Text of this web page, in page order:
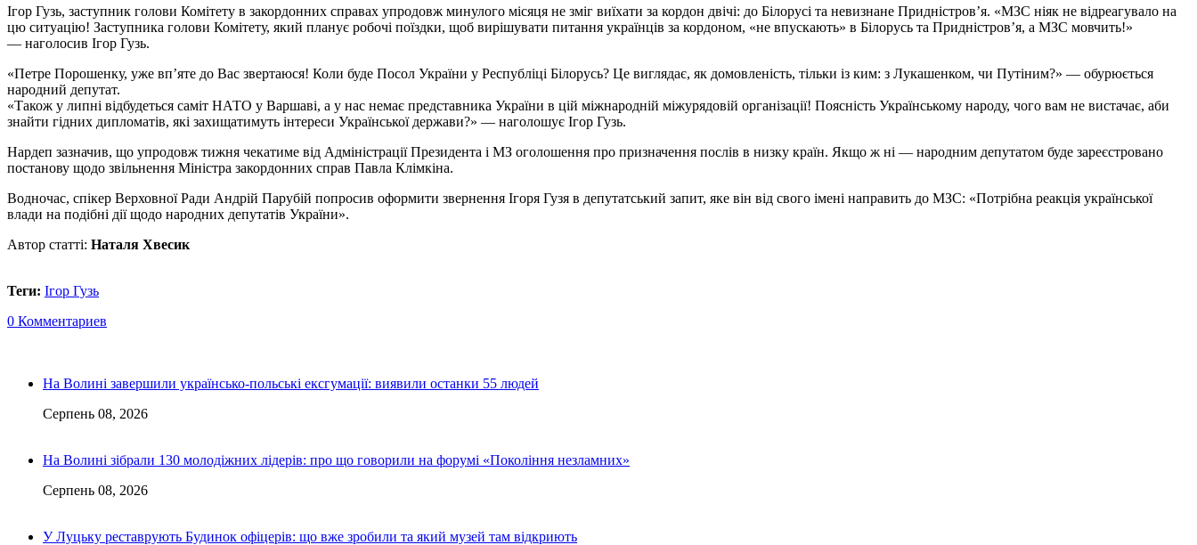
Ігор Гузь, заступник голови Комітету в закордонних справах упродовж минулого місяця не зміг виїхати за кордон двічі: до Білорусі та невизнане Придністров’я. «МЗС ніяк не відреагувало на
цю ситуацію! Заступника голови Комітету, який планує робочі поїздки, щоб вирішувати питання українців за кордоном, «не впускають» в Білорусь та Придністров’я, а МЗС мовчить!»
— наголосив Ігор Гузь.
«Петре Порошенку, уже вп’яте до Вас звертаюся! Коли буде Посол України у Республіці Білорусь? Це виглядає, як домовленість, тільки із ким: з Лукашенком, чи Путіним?» — обурюється
народний депутат.
«Також у липні відбудеться саміт НАТО у Варшаві, а у нас немає представника України в цій міжнародній міжурядовій організації! Поясність Українському народу, чого вам не вистачає, аби
знайти гідних дипломатів, які захищатимуть інтереси Української держави?» — наголошує Ігор Гузь.
Нардеп зазначив, що упродовж тижня чекатиме від Адміністрації Президента і МЗ оголошення про призначення послів в низку країн. Якщо ж ні — народним депутатом буде зареєстровано
постанову щодо звільнення Міністра закордонних справ Павла Клімкіна.
Водночас, спікер Верховної Ради Андрій Парубій попросив оформити звернення Ігоря Гузя в депутатський запит, яке він від свого імені направить до МЗС: «Потрібна реакція української
влади на подібні дії щодо народних депутатів України».
Автор статті: Наталя Хвесик
Теги: Ігор Гузь
0 Комментариев
На Волині завершили українсько-польські ексгумації: виявили останки 55 людей
Серпень 08, 2026
На Волині зібрали 130 молодіжних лідерів: про що говорили на форумі «Покоління незламних»
Серпень 08, 2026
У Луцьку реставрують Будинок офіцерів: що вже зробили та який музей там відкриють